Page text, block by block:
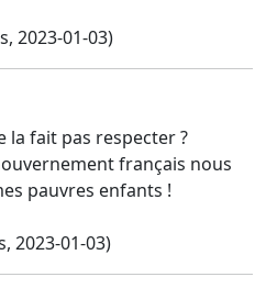
2023-01-03)
la fait pas respecter ?
français nous
pauvres enfants !
2023-01-03)